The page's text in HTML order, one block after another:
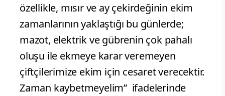
özellikle, mısır ve ay çekirdeğinin ekim
zamanlarının yaklaştığı bu günlerde;
mazot, elektrik ve gübrenin çok pahalı
oluşu ile ekmeye karar veremeyen
çiftçilerimize ekim için cesaret verecektir.
Zaman kaybetmeyelim” ifadelerinde